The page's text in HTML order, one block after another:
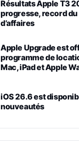
Résultats Apple T3
progresse, record
d’affaires
Apple Upgrade est
programme de
Mac, iPad et Apple
iOS 26.6 est
nouveautés